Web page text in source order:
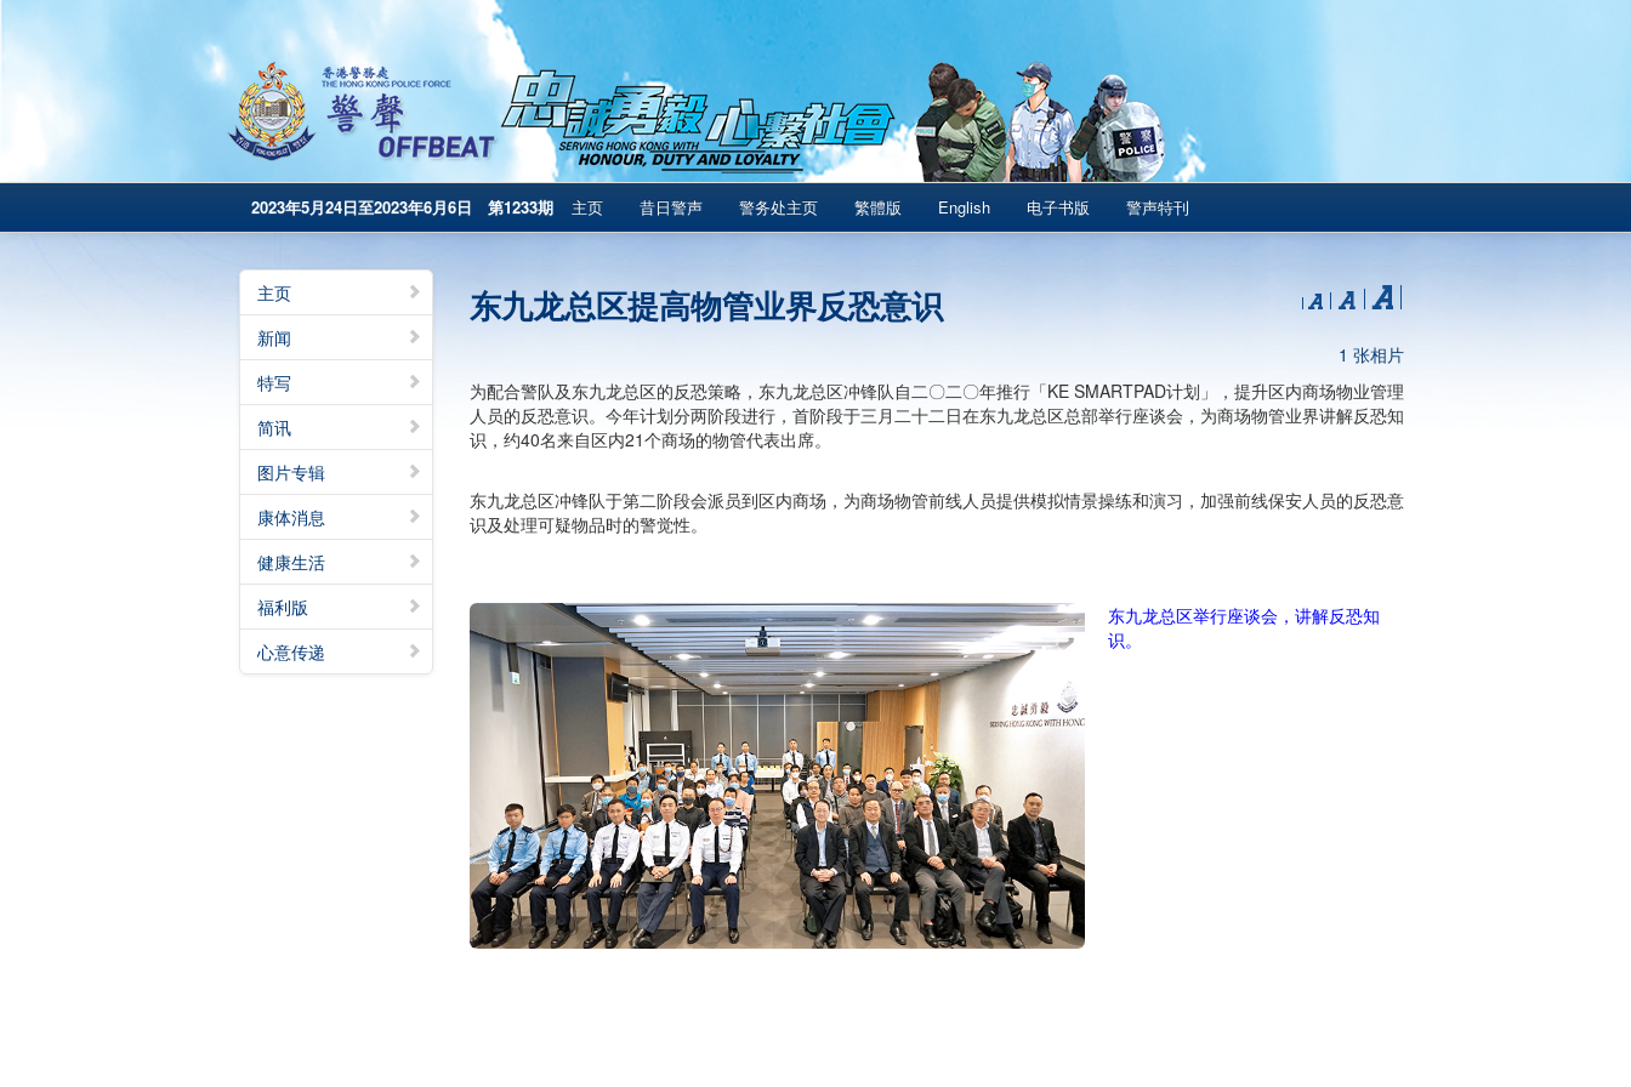
2023年5月24日至2023年6月6日 第1233期 主页 昔日警声 警务处主页 繁體版 English 电子书版 警声特刊
主页
新闻
特写
简讯
图片专辑
康体消息
健康生活
福利版
心意传递
东九龙总区提高物管业界反恐意识
1 张相片
为配合警队及东九龙总区的反恐策略，东九龙总区冲锋队自二〇二〇年推行「KE SMARTPAD计划」，提升区内商场物业管理
人员的反恐意识。今年计划分两阶段进行，首阶段于三月二十二日在东九龙总区总部举行座谈会，为商场物管业界讲解反恐知
识，约40名来自区内21个商场的物管代表出席。
东九龙总区冲锋队于第二阶段会派员到区内商场，为商场物管前线人员提供模拟情景操练和演习，加强前线保安人员的反恐意
识及处理可疑物品时的警觉性。
东九龙总区举行座谈会，讲解反恐知
识。